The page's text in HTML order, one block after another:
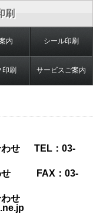
刷
内 シール印刷
印刷 サービスご案内
わせ TEL：03-
わせ FAX：03-
合わせ